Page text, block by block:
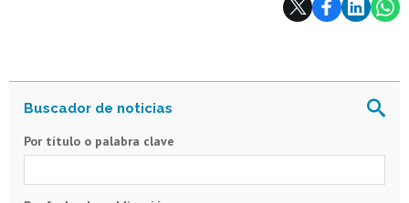
Por título o palabra clave